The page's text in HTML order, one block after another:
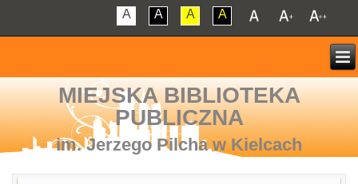
A A A A
MIEJSKA BIBLIOTEKA
PUBLICZNA
im. Jerzego Pilcha w Kielcach